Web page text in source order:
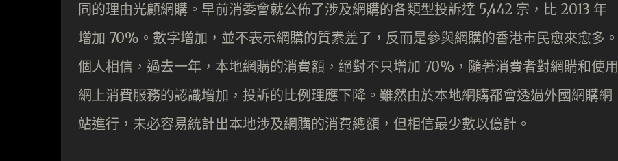
同的理由光顧網購。早前消委會就公佈了涉及網購的各類型投訴達 5,442 宗，比 2013 年
增加 70%。數字增加，並不表示網購的質素差了，反而是參與網購的香港市民愈來愈多。
個人相信，過去一年，本地網購的消費額，絕對不只增加 70%，隨著消費者對網購和使用
網上消費服務的認識增加，投訴的比例理應下降。雖然由於本地網購都會透過外國網購網
站進行，未必容易統計出本地涉及網購的消費總額，但相信最少數以億計。